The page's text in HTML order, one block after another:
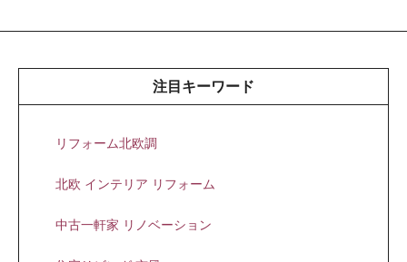
注目キーワード
リフォーム北欧調
北欧 インテリア リフォーム
中古一軒家 リノベーション